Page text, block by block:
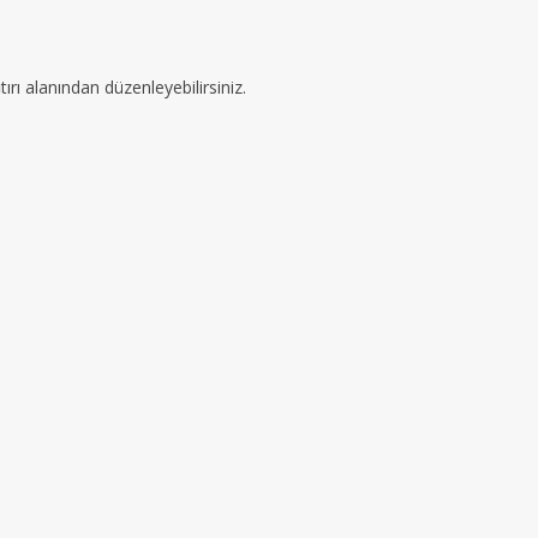
alanından düzenleyebilirsiniz.